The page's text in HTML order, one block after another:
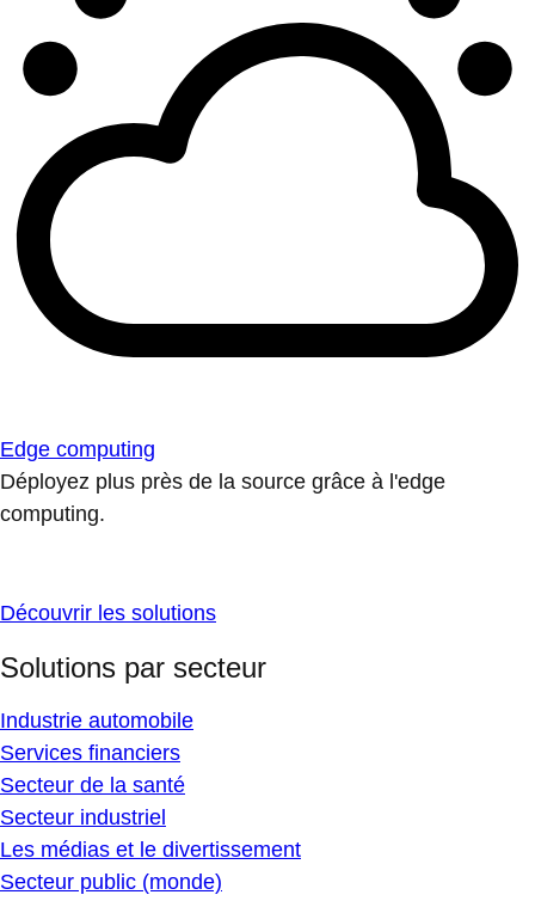
Edge computing
Déployez plus près de la source grâce à l'edge
computing.
Découvrir les solutions
Solutions par secteur
Industrie automobile
Services financiers
Secteur de la santé
Secteur industriel
Les médias et le divertissement
Secteur public (monde)